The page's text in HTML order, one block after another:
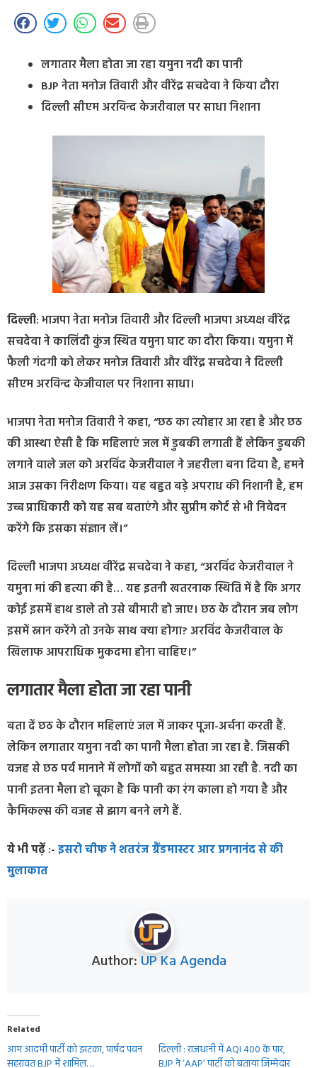
लगातार मैला होता जा रहा यमुना नदी का पानी
BJP नेता मनोज तिवारी और वीरेंद्र सचदेवा ने किया दौरा
दिल्ली सीएम अरविन्द केजरीवाल पर साधा निशाना
दिल्ली: भाजपा नेता मनोज तिवारी और दिल्ली भाजपा अध्यक्ष वीरेंद्र
सचदेवा ने कालिंदी कुंज स्थित यमुना घाट का दौरा किया। यमुना में
फैली गंदगी को लेकर मनोज तिवारी और वीरेंद्र सचदेवा ने दिल्ली
सीएम अरविन्द केजीवाल पर निशाना साधा।
भाजपा नेता मनोज तिवारी ने कहा, “छठ का त्योहार आ रहा है और छठ
की आस्था ऐसी है कि महिलाएं जल में डुबकी लगाती हैं लेकिन डुबकी
लगाने वाले जल को अरविंद केजरीवाल ने जहरीला बना दिया है, हमने
आज उसका निरीक्षण किया। यह बहुत बड़े अपराध की निशानी है, हम
उच्च प्राधिकारी को यह सब बताएंगे और सुप्रीम कोर्ट से भी निवेदन
करेंगे कि इसका संज्ञान लें।”
दिल्ली भाजपा अध्यक्ष वीरेंद्र सचदेवा ने कहा, “अरविंद केजरीवाल ने
यमुना मां की हत्या की है… यह इतनी खतरनाक स्थिति में है कि अगर
कोई इसमें हाथ डाले तो उसे बीमारी हो जाए। छठ के दौरान जब लोग
इसमें स्नान करेंगे तो उनके साथ क्या होगा? अरविंद केजरीवाल के
खिलाफ आपराधिक मुकदमा होना चाहिए।”
लगातार मैला होता जा रहा पानी
बता दें छठ के दौरान महिलाएं जल में जाकर पूजा-अर्चना करती हैं.
लेकिन लगातार यमुना नदी का पानी मैला होता जा रहा है. जिसकी
वजह से छठ पर्व मानाने में लोगों को बहुत समस्या आ रही है. नदी का
पानी इतना मैला हो चूका है कि पानी का रंग काला हो गया है और
कैमिकल्स की वजह से झाग बनने लगे हैं.
ये भी पढ़ें:-इसरो चीफ ने शतरंज ग्रैंडमास्टर आर प्रगनानंद से की
मुलाकात
Author: UP Ka Agenda
Related
आम आदमी पार्टी को झटका, पार्षद पवन
सहरावत BJP में शामिल…
दिल्ली : राजधानी में AQI 400 के पार,
BJP ने ‘AAP’ पार्टी को बताया जिम्मेदार